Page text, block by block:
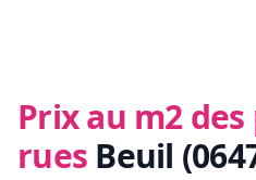
Prix au m2
rues Beuil